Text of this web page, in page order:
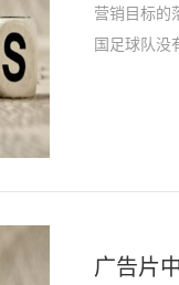
营销目标的
国足球队没
广告片